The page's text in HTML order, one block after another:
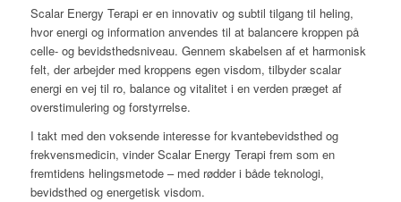
Scalar Energy Terapi er en innovativ og subtil tilgang til heling,
hvor energi og information anvendes til at balancere kroppen på
celle- og bevidsthedsniveau. Gennem skabelsen af et harmonisk
felt, der arbejder med kroppens egen visdom, tilbyder scalar
energi en vej til ro, balance og vitalitet i en verden præget af
overstimulering og forstyrrelse.
I takt med den voksende interesse for kvantebevidsthed og
frekvensmedicin, vinder Scalar Energy Terapi frem som en
fremtidens helingsmetode – med rødder i både teknologi,
bevidsthed og energetisk visdom.